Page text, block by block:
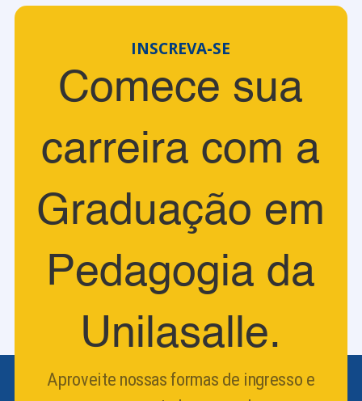
INSCREVA-SE
Comece sua
carreira com a
Graduação em
Pedagogia da
Unilasalle.
Aproveite nossas formas de ingresso e